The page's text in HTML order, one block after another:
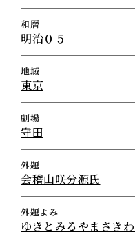
和暦
明治０５
地域
東京
劇場
守田
外題
会稽山咲分源氏
外題よみ
ゆきとみるやまさき